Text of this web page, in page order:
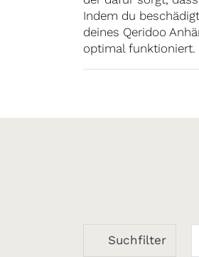
Indem du
deines Qeridoo
optimal funktioniert.
Suchfilter